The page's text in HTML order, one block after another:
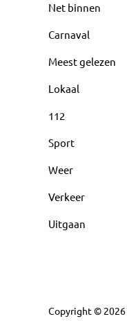
Net binnen
Carnaval
Meest gelezen
Lokaal
112
Sport
Weer
Verkeer
Uitgaan
Copyright © 2026